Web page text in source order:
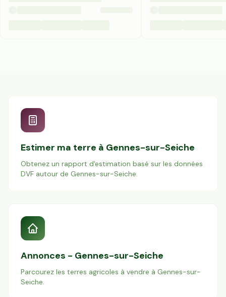
Estimer ma terre à Gennes-sur-Seiche
Obtenez un rapport d'estimation basé sur les données
DVF autour de Gennes-sur-Seiche.
Annonces - Gennes-sur-Seiche
Parcourez les terres agricoles à vendre à Gennes-sur-
Seiche.